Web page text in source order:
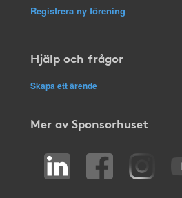
Registrera ny förening
Hjälp och frågor
Skapa ett ärende
Mer av Sponsorhuset